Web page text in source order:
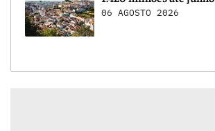
06 AGOSTO 2026